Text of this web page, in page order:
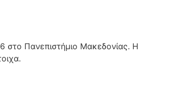
στο Πανεπιστήμιο Μακεδονίας. Η